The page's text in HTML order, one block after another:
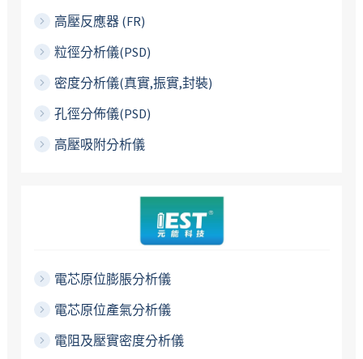
高壓反應器 (FR)
粒徑分析儀(PSD)
密度分析儀(真實,振實,封裝)
孔徑分佈儀(PSD)
高壓吸附分析儀
電芯原位膨脹分析儀
電芯原位產氣分析儀
電阻及壓實密度分析儀